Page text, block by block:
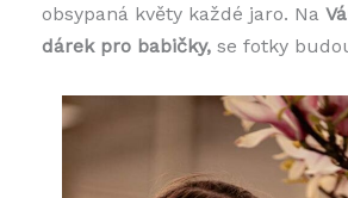
obsypaná květy každé jaro. Na
dárek pro babičky, se fotky